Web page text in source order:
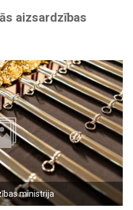
aizsardzības
ministrija